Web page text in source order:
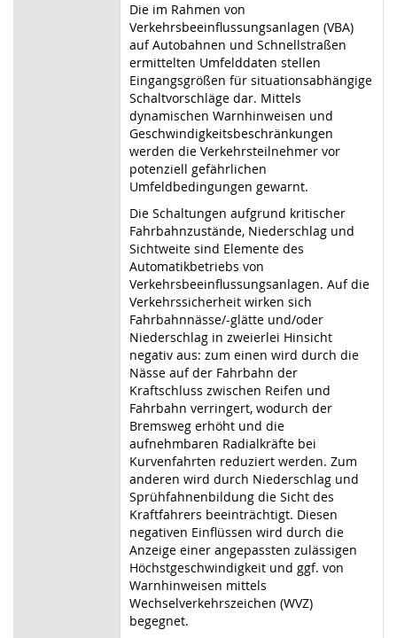
Die im Rahmen von
Verkehrsbeeinflussungsanlagen (VBA)
auf Autobahnen und Schnellstraßen
ermittelten Umfelddaten stellen
Eingangsgrößen für situationsabhängige
Schaltvorschläge dar. Mittels
dynamischen Warnhinweisen und
Geschwindigkeitsbeschränkungen
werden die Verkehrsteilnehmer vor
potenziell gefährlichen
Umfeldbedingungen gewarnt.
Die Schaltungen aufgrund kritischer
Fahrbahnzustände, Niederschlag und
Sichtweite sind Elemente des
Automatikbetriebs von
Verkehrsbeeinflussungsanlagen. Auf die
Verkehrssicherheit wirken sich
Fahrbahnnässe/-glätte und/oder
Niederschlag in zweierlei Hinsicht
negativ aus: zum einen wird durch die
Nässe auf der Fahrbahn der
Kraftschluss zwischen Reifen und
Fahrbahn verringert, wodurch der
Bremsweg erhöht und die
aufnehmbaren Radialkräfte bei
Kurvenfahrten reduziert werden. Zum
anderen wird durch Niederschlag und
Sprühfahnenbildung die Sicht des
Kraftfahrers beeinträchtigt. Diesen
negativen Einflüssen wird durch die
Anzeige einer angepassten zulässigen
Höchstgeschwindigkeit und ggf. von
Warnhinweisen mittels
Wechselverkehrszeichen (WVZ)
begegnet.